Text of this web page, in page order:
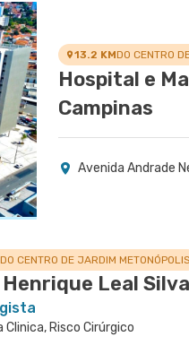
13.2 KM
Hospital e
Campinas
Avenida Andrade
DO CENTRO DE JARDIM METONÓPOLIS
Leal Silva
Clinica, Risco Cirúrgico